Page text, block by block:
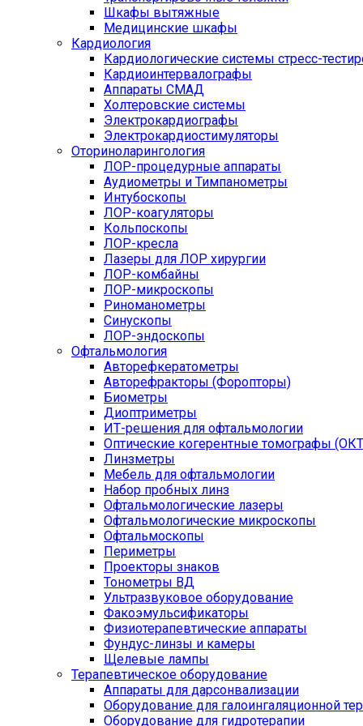
Шкафы вытяжные
Медицинские шкафы
Кардиология
Кардиологические системы стресс-
Кардиоинтервалографы
Аппараты СМАД
Холтеровские системы
Электрокардиографы
Электрокардиостимуляторы
Оториноларингология
ЛОР-процедурные аппараты
Аудиометры и Тимпанометры
Интубоскопы
ЛОР-коагуляторы
Кольпоскопы
ЛОР-кресла
Лазеры для ЛОР хирургии
ЛОР-комбайны
ЛОР-микроскопы
Риноманометры
Синускопы
ЛОР-эндоскопы
Офтальмология
Авторефкератометры
Авторефракторы (Форопторы)
Биометры
Диоптриметры
ИТ-решения для офтальмологии
Оптические когерентные томографы
Линзметры
Мебель для офтальмологии
Набор пробных линз
Офтальмологические лазеры
Офтальмологические микроскопы
Офтальмоскопы
Периметры
Проекторы знаков
Тонометры ВД
Ультразвуковое оборудование
Факоэмульсификаторы
Физиотерапевтические аппараты
Фундус-линзы и камеры
Щелевые лампы
Терапевтическое оборудование
Аппараты для дарсонвализации
Оборудование для галоингаляционной
Оборудование для гидротерапии